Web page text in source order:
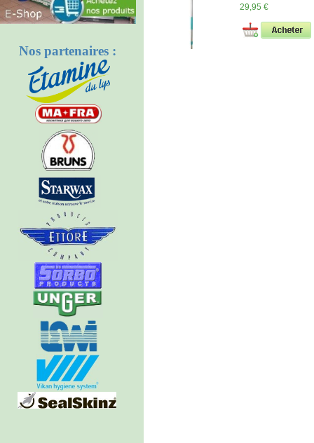
Nos partenaires :
29,95 €